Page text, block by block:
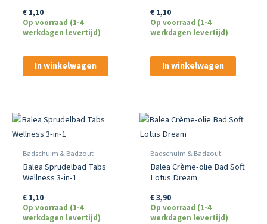
€1,10
Op voorraad (1-4
werkdagen levertijd)
In winkelwagen
€1,10
Op voorraad (1-4
werkdagen levertijd)
In winkelwagen
Badschuim & Badzout
Balea Sprudelbad Tabs
Wellness 3-in-1
€1,10
Op voorraad (1-4
werkdagen levertijd)
Badschuim & Badzout
Balea Crème-olie Bad Soft
Lotus Dream
€3,90
Op voorraad (1-4
werkdagen levertijd)